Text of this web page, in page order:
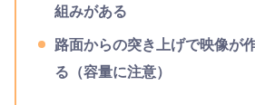
組みがある
路面からの突き上げで映像が
る（容量に注意）